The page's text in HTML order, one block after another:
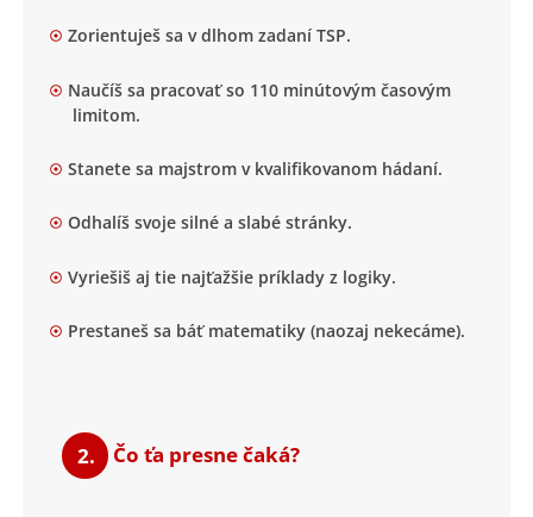
Zorientuješ sa v dlhom zadaní TSP.
Naučíš sa pracovať so 110 minútovým časovým
limitom.
Stanete sa majstrom v kvalifikovanom hádaní.
Odhalíš svoje silné a slabé stránky.
Vyriešiš aj tie najťažšie príklady z logiky.
Prestaneš sa báť matematiky (naozaj nekecáme).
2. Čo ťa presne čaká?